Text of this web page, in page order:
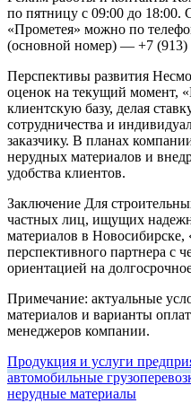
по пятницу с 09:00 до 18:00.
«Прометея» можно по
(основной номер) — +7 (913)
Перспективы развития
оценок на текущий момент,
клиентскую базу, делая
сотрудничества и
заказчику. В планах
нерудных материалов и
удобства клиентов.
Заключение Для
частных лиц, ищущих
материалов в Новосибирске,
перспективного партнера с
ориентацией на
Примечание: актуальные
материалов и варианты
менеджеров компании.
Продукция и услуги
автомобильные
нерудные материалы